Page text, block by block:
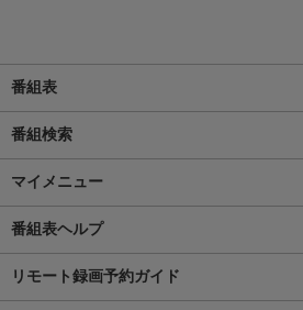
番組表
番組検索
マイメニュー
番組表ヘルプ
リモート録画予約ガイド